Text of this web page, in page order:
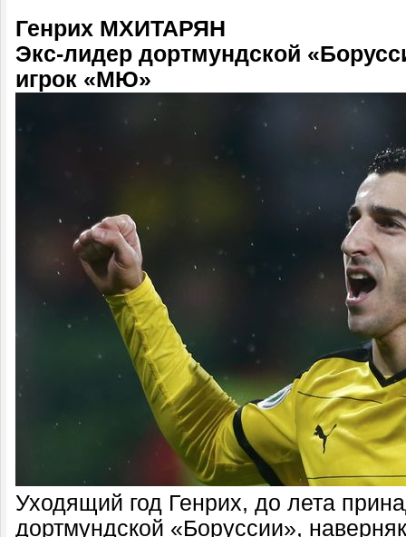
Генрих МХИТАРЯН
Экс-лидер дортмундской
игрок «МЮ»
Уходящий год Генрих, до лета
дортмундской «Боруссии»,